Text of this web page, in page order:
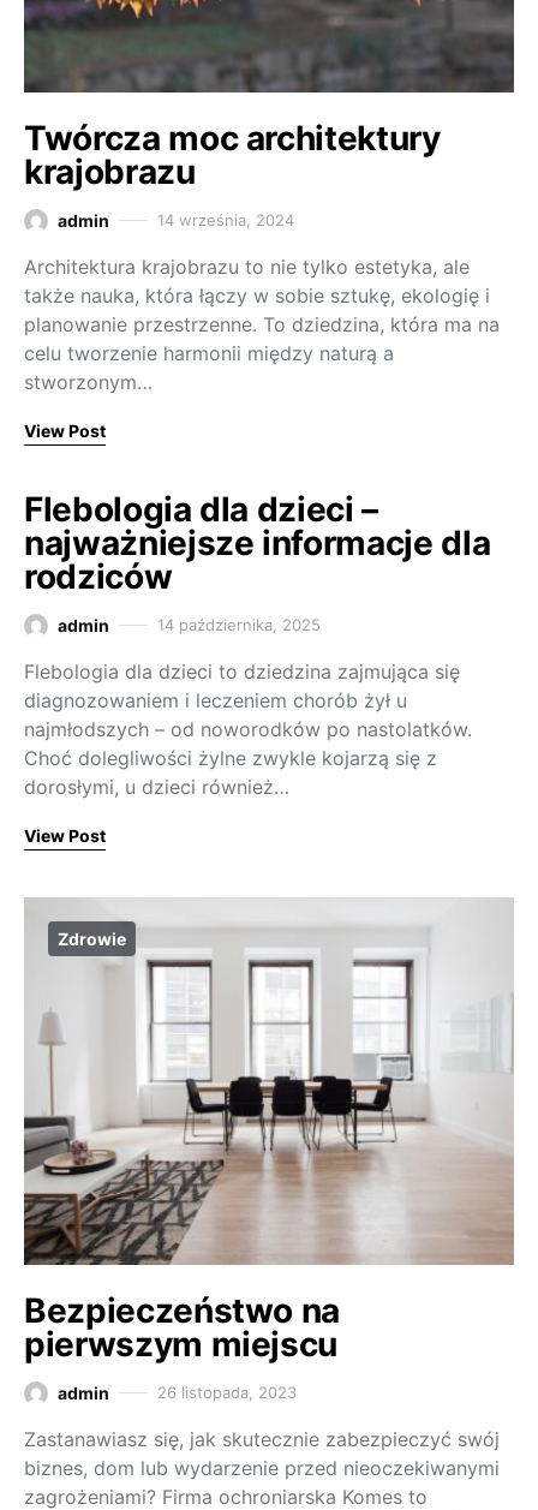
Twórcza moc architektury
krajobrazu
admin 14 września, 2024
Architektura krajobrazu to nie tylko estetyka, ale
także nauka, która łączy w sobie sztukę, ekologię i
planowanie przestrzenne. To dziedzina, która ma na
celu tworzenie harmonii między naturą a
stworzonym…
View Post
Flebologia dla dzieci –
najważniejsze informacje dla
rodziców
admin 14 października, 2025
Flebologia dla dzieci to dziedzina zajmująca się
diagnozowaniem i leczeniem chorób żył u
najmłodszych – od noworodków po nastolatków.
Choć dolegliwości żylne zwykle kojarzą się z
dorosłymi, u dzieci również…
View Post
Zdrowie
Bezpieczeństwo na
pierwszym miejscu
admin 26 listopada, 2023
Zastanawiasz się, jak skutecznie zabezpieczyć swój
biznes, dom lub wydarzenie przed nieoczekiwanymi
zagrożeniami? Firma ochroniarska Komes to